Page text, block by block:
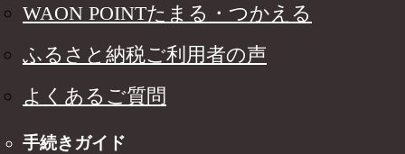
WAON POINTたまる・つかえる
ふるさと納税ご利用者の声
よくあるご質問
手続きガイド